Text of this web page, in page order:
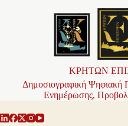
ΚΡΗΤΩΝ
Δημοσιογραφική Ψηφιακή
Ενημέρωσης,